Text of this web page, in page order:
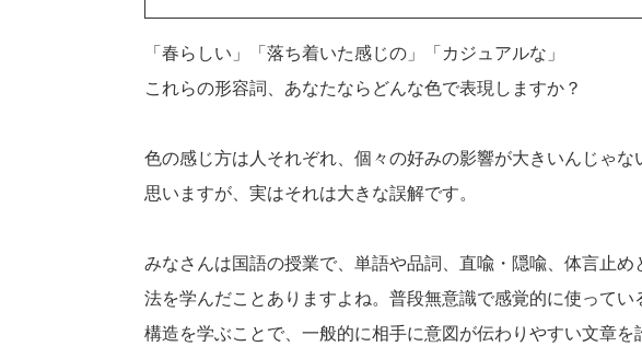
「春らしい」「落ち着いた感じの」「カジュアルな」
これらの形容詞、あなたならどんな色で表現しますか？
色の感じ方は人それぞれ、個々の好みの影響が大きいんじゃな
思いますが、実はそれは大きな誤解です。
みなさんは国語の授業で、単語や品詞、直喩・隠喩、体言止
法を学んだことありますよね。普段無意識で感覚的に使って
構造を学ぶことで、一般的に相手に意図が伝わりやすい文章